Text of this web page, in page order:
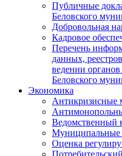
Публичные
Беловского
Добровольная
Кадровое
Перечень
данных,
ведении
Беловского
Экономика
Антикризисные
Ведомственный
Муниципальные
Оценка